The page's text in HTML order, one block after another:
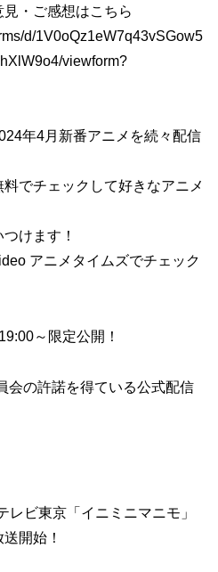
・ご感想はこちら
d/1V0oQz1eW7q43vSGow5
viewform?
年4月新番アニメを続々配信
でチェックして好きなアニメ
けます！
アニメタイムズでチェック
～限定公開！
会の許諾を得ている公式配信
ビ東京「イニミニマニモ」
開始！